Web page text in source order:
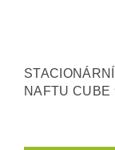
NAFTU CUBE